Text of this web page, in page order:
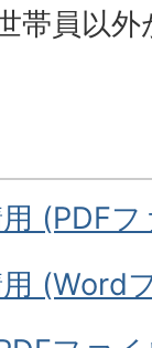
帯員以
(PDF
(Word